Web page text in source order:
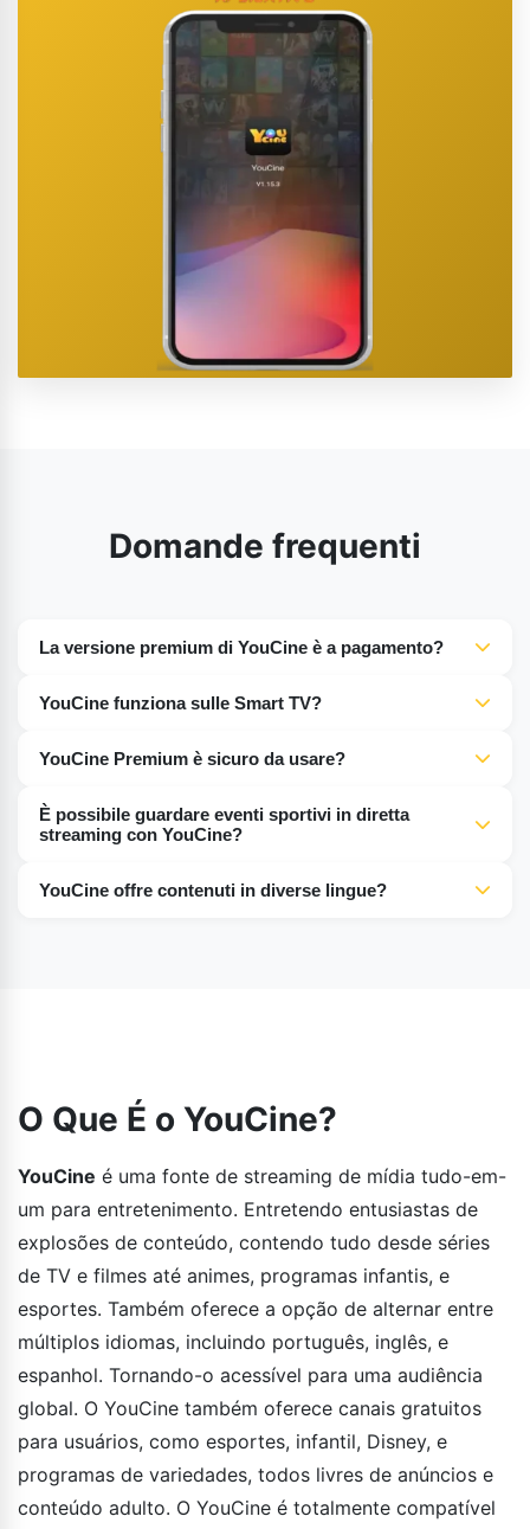
Domande frequenti
La versione premium di YouCine è a pagamento?
versione premium.
YouCine funziona sulle Smart TV?
preferiti su schermi più grandi.
YouCine Premium è sicuro da usare?
Sì, a condizione che lo acquisti dal sito ufficiale di
YouCine o da siti affidabili come MediaFire, YouCine
È possibile guardare eventi sportivi in ​​diretta
streaming con YouCine?
diretta streaming partite di calcio e cricket, basket e
YouCine offre contenuti in diverse lingue?
O Que É o YouCine?
YouCine é uma fonte de streaming de mídia tudo-em-
um para entretenimento. Entretendo entusiastas de
explosões de conteúdo, contendo tudo desde séries
de TV e filmes até animes, programas infantis, e
esportes. Também oferece a opção de alternar entre
múltiplos idiomas, incluindo português, inglês, e
espanhol. Tornando-o acessível para uma audiência
global. O YouCine também oferece canais gratuitos
para usuários, como esportes, infantil, Disney, e
programas de variedades, todos livres de anúncios e
conteúdo adulto. O YouCine é totalmente compatível